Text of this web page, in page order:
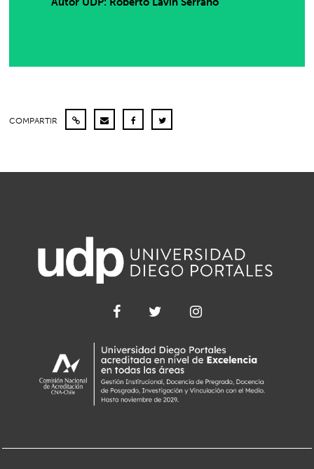
COMPARTIR